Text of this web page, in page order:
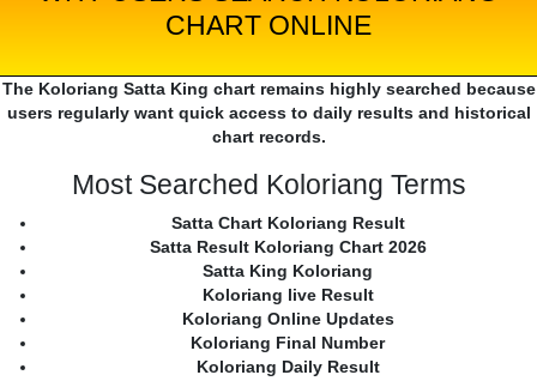
CHART ONLINE
The Koloriang Satta King chart remains highly searched because
users regularly want quick access to daily results and historical
chart records.
Most Searched Koloriang Terms
Satta Chart Koloriang Result
Satta Result Koloriang Chart 2026
Satta King Koloriang
Koloriang live Result
Koloriang Online Updates
Koloriang Final Number
Koloriang Daily Result